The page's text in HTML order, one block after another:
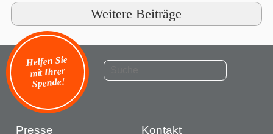
Weitere Beiträge
Helfen Sie
mit Ihrer
Spende!
Presse Kontakt